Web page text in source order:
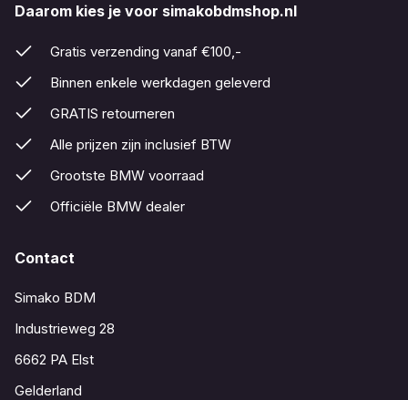
Daarom kies je voor simakobdmshop.nl
Gratis verzending vanaf €100,-
Binnen enkele werkdagen geleverd
GRATIS retourneren
Alle prijzen zijn inclusief BTW
Grootste BMW voorraad
Officiële BMW dealer
Contact
Simako BDM
Industrieweg 28
6662 PA Elst
Gelderland